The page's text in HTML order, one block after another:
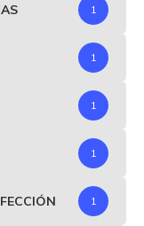
1
1
1
1
1